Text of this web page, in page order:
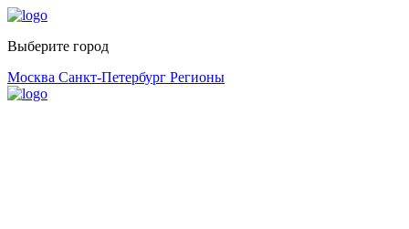
Выберите город
Москва Санкт-Петербург Регионы